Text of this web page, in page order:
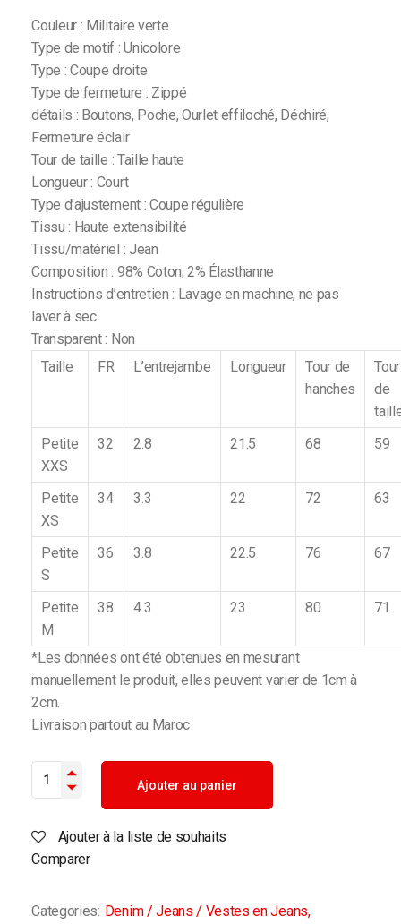
Couleur : Militaire verte
Type de motif : Unicolore
Type : Coupe droite
Type de fermeture : Zippé
détails : Boutons, Poche, Ourlet effiloché, Déchiré,
Fermeture éclair
Tour de taille : Taille haute
Longueur : Court
Type d’ajustement : Coupe régulière
Tissu : Haute extensibilité
Tissu/matériel : Jean
Composition : 98% Coton, 2% Élasthanne
Instructions d’entretien : Lavage en machine, ne pas
laver à sec
Transparent : Non
Taille
FR L’entrejambe Longueur
Tour de
hanches
Tour
de
Petite
XXS
32 2.8 21.5 68 59
Petite
XS
34 3.3 22 72 63
Petite
S
36 3.8 22.5 76 67
Petite
M
38 4.3 23 80 71
*Les données ont été obtenues en mesurant
manuellement le produit, elles peuvent varier de 1cm à
2cm.
Livraison partout au Maroc
Short En Jean Déchiré Effiloché quantity
Ajouter au panier
Ajouter à la liste de souhaits
Comparer
Categories: Denim / Jeans / Vestes en Jeans,